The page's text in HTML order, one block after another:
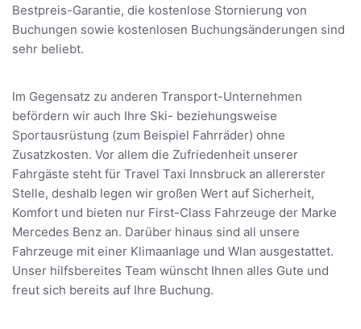
Bestpreis-Garantie, die kostenlose Stornierung von
Buchungen sowie kostenlosen Buchungsänderungen sind
sehr beliebt.
Im Gegensatz zu anderen Transport-Unternehmen
befördern wir auch Ihre Ski- beziehungsweise
Sportausrüstung (zum Beispiel Fahrräder) ohne
Zusatzkosten. Vor allem die Zufriedenheit unserer
Fahrgäste steht für Travel Taxi Innsbruck an allererster
Stelle, deshalb legen wir großen Wert auf Sicherheit,
Komfort und bieten nur First-Class Fahrzeuge der Marke
Mercedes Benz an. Darüber hinaus sind all unsere
Fahrzeuge mit einer Klimaanlage und Wlan ausgestattet.
Unser hilfsbereites Team wünscht Ihnen alles Gute und
freut sich bereits auf Ihre Buchung.